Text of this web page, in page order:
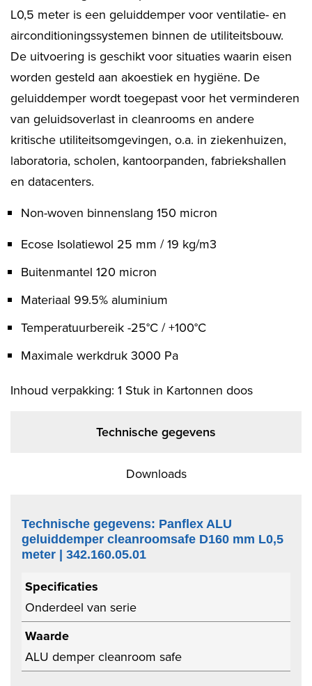
L0,5 meter is een geluiddemper voor ventilatie- en
airconditioningssystemen binnen de utiliteitsbouw.
De uitvoering is geschikt voor situaties waarin eisen
worden gesteld aan akoestiek en hygiëne. De
geluiddemper wordt toegepast voor het verminderen
van geluidsoverlast in cleanrooms en andere
kritische utiliteitsomgevingen, o.a. in ziekenhuizen,
laboratoria, scholen, kantoorpanden, fabriekshallen
en datacenters.
Non-woven binnenslang 150 micron
Ecose Isolatiewol 25 mm / 19 kg/m3
Buitenmantel 120 micron
Materiaal 99.5% aluminium
Temperatuurbereik -25°C / +100°C
Maximale werkdruk 3000 Pa
Inhoud verpakking: 1 Stuk in Kartonnen doos
Technische gegevens
Downloads
Technische gegevens: Panflex ALU
geluiddemper cleanroomsafe D160 mm L0,5
meter | 342.160.05.01
Specificaties
Onderdeel van serie
Waarde
ALU demper cleanroom safe